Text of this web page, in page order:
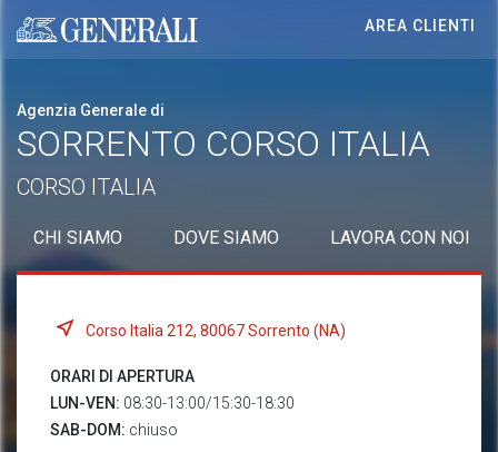
Generali logo
AREA CLIENTI
Agenzia Generale di
SORRENTO CORSO ITALIA
CORSO ITALIA
CHI SIAMO DOVE SIAMO LAVORA CON NOI
Corso Italia 212, 80067 Sorrento (NA)
ORARI DI APERTURA
LUN-VEN: 08:30-13:00/15:30-18:30
SAB-DOM: chiuso